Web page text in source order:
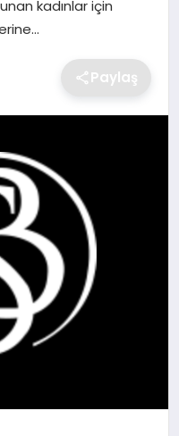
kadınlar için
Paylaş